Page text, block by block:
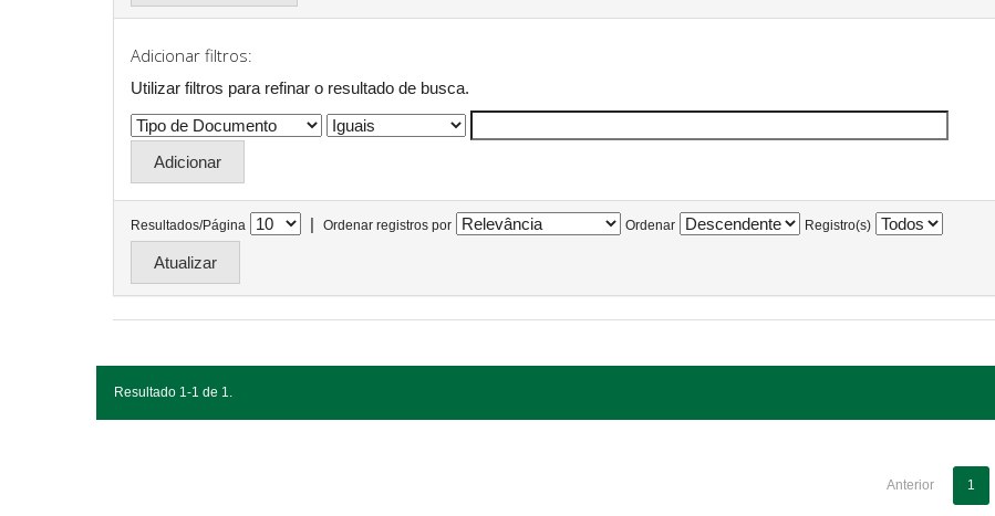
Adicionar filtros:
Utilizar filtros para refinar o resultado de busca.
Resultados/Página | Ordenar registros por Ordenar Registro(s)
Resultado 1-1 de 1.
Anterior 1